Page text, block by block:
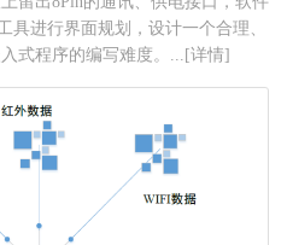
具进行界面规划，设计一个合理、
式程序的编写难度。...[详情]